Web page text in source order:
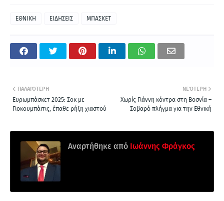
ΕΘΝΙΚΗ ΕΙΔΗΣΕΙΣ ΜΠΑΣΚΕΤ
ΝΕΌΤΕΡΗ
Χωρίς Γιάννη κόντρα στη Βοσνία –
Σοβαρό πλήγμα για την Εθνική
ΠΑΛΑΙΌΤΕΡΗ
Ευρωμπάσκετ 2025: Σοκ με
Γιοκουμπάιτις, έπαθε ρήξη χιαστού
Αναρτήθηκε από Ιωάννης Φράγκος